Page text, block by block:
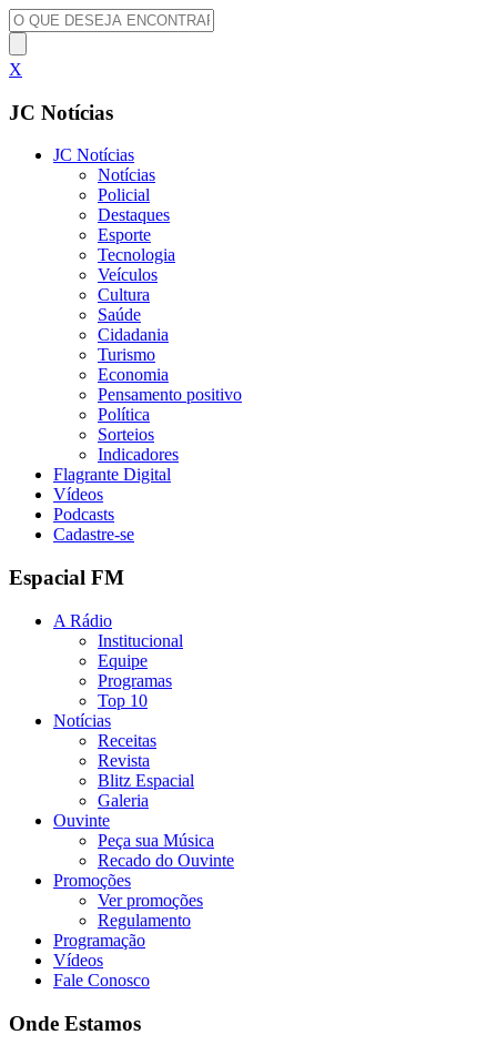
X
JC Notícias
JC Notícias
Notícias
Policial
Destaques
Esporte
Tecnologia
Veículos
Cultura
Saúde
Cidadania
Turismo
Economia
Pensamento positivo
Política
Sorteios
Indicadores
Flagrante Digital
Vídeos
Podcasts
Cadastre-se
Espacial FM
A Rádio
Institucional
Equipe
Programas
Top 10
Notícias
Receitas
Revista
Blitz Espacial
Galeria
Ouvinte
Peça sua Música
Recado do Ouvinte
Promoções
Ver promoções
Regulamento
Programação
Vídeos
Fale Conosco
Onde Estamos